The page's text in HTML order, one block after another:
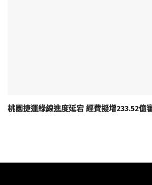
桃園捷運綠線進度延宕 經費擬增233.52億